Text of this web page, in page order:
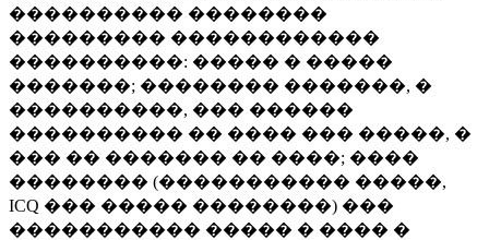
���������� ��������
��������� ������������
����������: ����� � �����
�������; �������� �������, �
����������, ��� ������
���������� �� ���� ��� �����, �
��� �� ������� �� ����; ����
�������� (����������� �����,
ICQ ��� ����� ��������) ���
����������� ����� � ���� �